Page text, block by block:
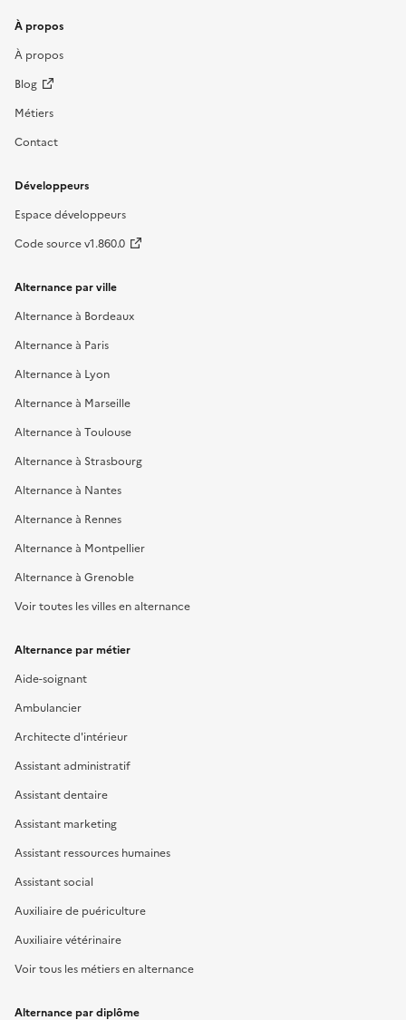
À propos
À propos
Blog
Métiers
Contact
Développeurs
Espace développeurs
Code source v1.860.0
Alternance par ville
Alternance à Bordeaux
Alternance à Paris
Alternance à Lyon
Alternance à Marseille
Alternance à Toulouse
Alternance à Strasbourg
Alternance à Nantes
Alternance à Rennes
Alternance à Montpellier
Alternance à Grenoble
Voir toutes les villes en alternance
Alternance par métier
Aide-soignant
Ambulancier
Architecte d'intérieur
Assistant administratif
Assistant dentaire
Assistant marketing
Assistant ressources humaines
Assistant social
Auxiliaire de puériculture
Auxiliaire vétérinaire
Voir tous les métiers en alternance
Alternance par diplôme